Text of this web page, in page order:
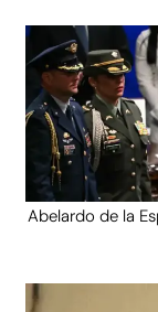
Abelardo de la